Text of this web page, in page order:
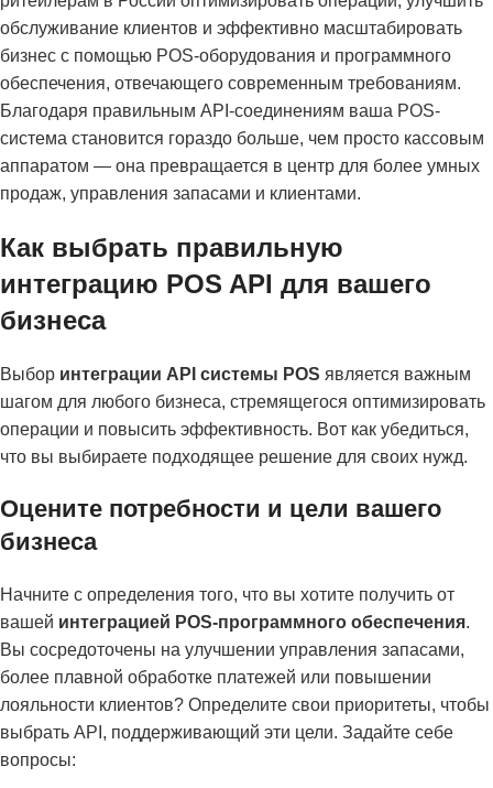
обслуживание клиентов и эффективно масштабировать
бизнес с помощью POS-оборудования и программного
обеспечения, отвечающего современным требованиям.
Благодаря правильным API-соединениям ваша POS-
система становится гораздо больше, чем просто кассовым
аппаратом — она превращается в центр для более умных
продаж, управления запасами и клиентами.
Как выбрать правильную
интеграцию POS API для вашего
бизнеса
Выбор интеграции API системы POS является важным
шагом для любого бизнеса, стремящегося оптимизировать
операции и повысить эффективность. Вот как убедиться,
что вы выбираете подходящее решение для своих нужд.
Оцените потребности и цели вашего
бизнеса
Начните с определения того, что вы хотите получить от
вашей интеграцией POS-программного обеспечения.
Вы сосредоточены на улучшении управления запасами,
более плавной обработке платежей или повышении
лояльности клиентов? Определите свои приоритеты, чтобы
выбрать API, поддерживающий эти цели. Задайте себе
вопросы: